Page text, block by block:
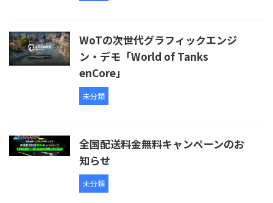
WoTの次世代グラフィックエンジ
ン・デモ「World of Tanks
enCore」
未分類
全国配送料金無料キャンペーンのお
知らせ
未分類